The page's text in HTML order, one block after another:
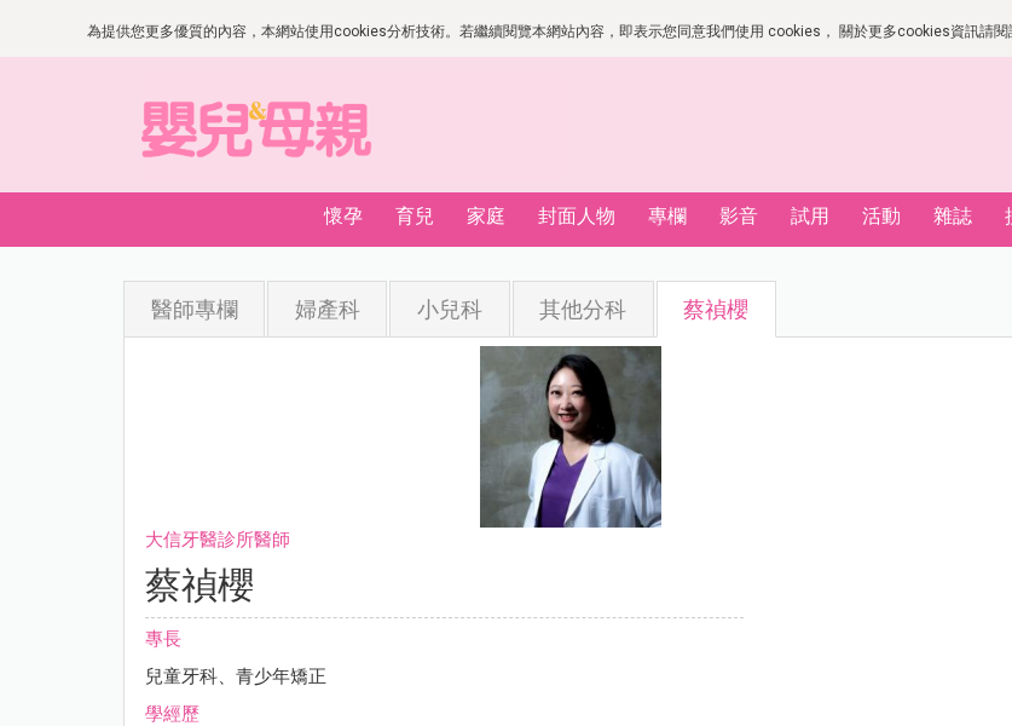
為提供您更多優質的內容，本網站使用cookies分析技術。若繼續閱覽本網站內容，即表示您同意我們使用 cookies， 關於更多cookies資訊請閱
懷孕 育兒 家庭 封面人物 專欄 影音 試用 活動 雜誌
醫師專欄 婦產科 小兒科 其他分科 蔡禎櫻
大信牙醫診所醫師
蔡禎櫻
專長
兒童牙科、青少年矯正
學經歷